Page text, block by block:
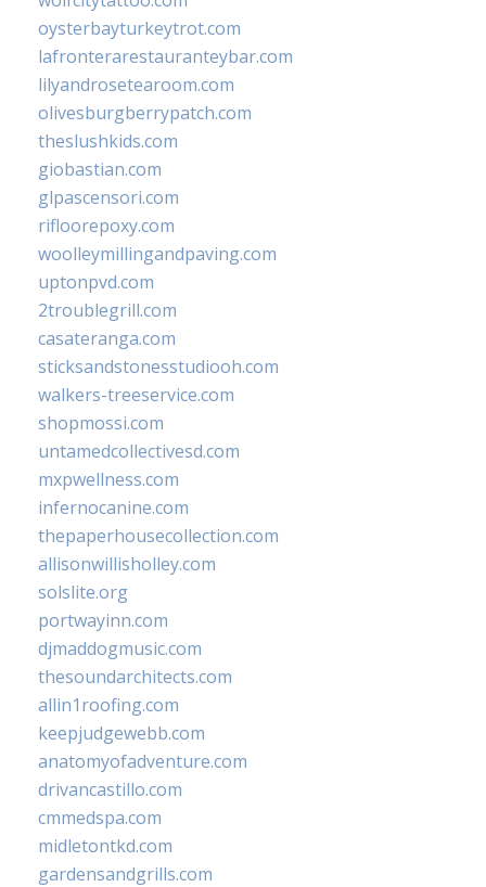
oysterbayturkeytrot.com
lafronterarestauranteybar.com
lilyandrosetearoom.com
olivesburgberrypatch.com
theslushkids.com
giobastian.com
glpascensori.com
rifloorepoxy.com
woolleymillingandpaving.com
uptonpvd.com
2troublegrill.com
casateranga.com
sticksandstonesstudiooh.com
walkers-treeservice.com
shopmossi.com
untamedcollectivesd.com
mxpwellness.com
infernocanine.com
thepaperhousecollection.com
allisonwillisholley.com
solslite.org
portwayinn.com
djmaddogmusic.com
thesoundarchitects.com
allin1roofing.com
keepjudgewebb.com
anatomyofadventure.com
drivancastillo.com
cmmedspa.com
midletontkd.com
gardensandgrills.com